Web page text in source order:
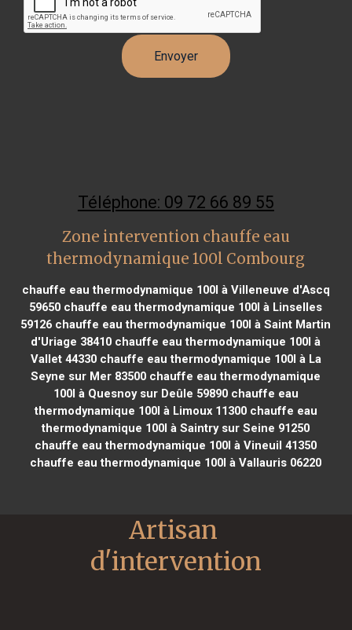
Téléphone: 09 72 66 89 55
Zone intervention chauffe eau
thermodynamique 100l Combourg
chauffe eau thermodynamique 100l à Villeneuve d'Ascq
59650 chauffe eau thermodynamique 100l à Linselles
59126 chauffe eau thermodynamique 100l à Saint Martin
d'Uriage 38410 chauffe eau thermodynamique 100l à
Vallet 44330chauffe eau thermodynamique 100l à La
Seyne sur Mer 83500 chauffe eau thermodynamique
100l à Quesnoy sur Deûle 59890chauffe eau
thermodynamique 100l à Limoux 11300chauffe eau
thermodynamique 100l à Saintry sur Seine 91250
chauffe eau thermodynamique 100l à Vineuil 41350
chauffe eau thermodynamique 100l à Vallauris 06220
Artisan
d'intervention